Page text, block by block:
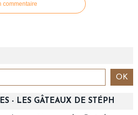
commentaire
- LES GÂTEAUX DE STÉPH